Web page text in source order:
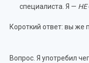
специалиста. Я — НЕ
Короткий ответ: вы же
Вопрос. Я употребил